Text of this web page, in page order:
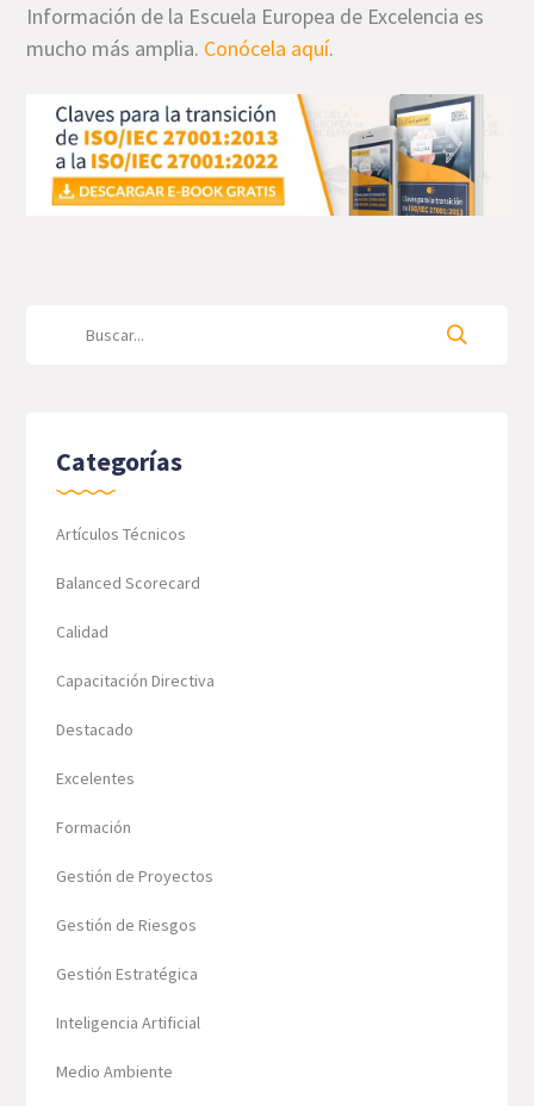
Información de la Escuela Europea de Excelencia es
mucho más amplia. Conócela aquí.
Categorías
Artículos Técnicos
Balanced Scorecard
Calidad
Capacitación Directiva
Destacado
Excelentes
Formación
Gestión de Proyectos
Gestión de Riesgos
Gestión Estratégica
Inteligencia Artificial
Medio Ambiente